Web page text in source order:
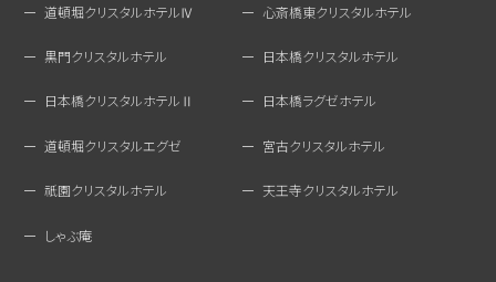
道頓堀クリスタルホテルⅣ 心斎橋東クリスタルホテル
黒門クリスタルホテル 日本橋クリスタルホテル
日本橋クリスタルホテルⅡ 日本橋ラグゼホテル
道頓堀クリスタルエグゼ 宮古クリスタルホテル
祇園クリスタルホテル 天王寺クリスタルホテル
しゃぶ庵